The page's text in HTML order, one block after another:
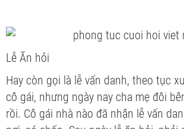
Lễ Ăn hỏi
Hay còn gọi là lễ vấn danh, theo tục
cô gái, nhưng ngày nay cha mẹ đôi
rồi. Cô gái nhà nào đã nhận lễ vấn